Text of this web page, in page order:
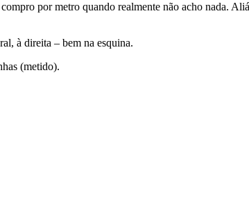
por metro quando realmente não acho nada.
à direita – bem na esquina.
(metido).